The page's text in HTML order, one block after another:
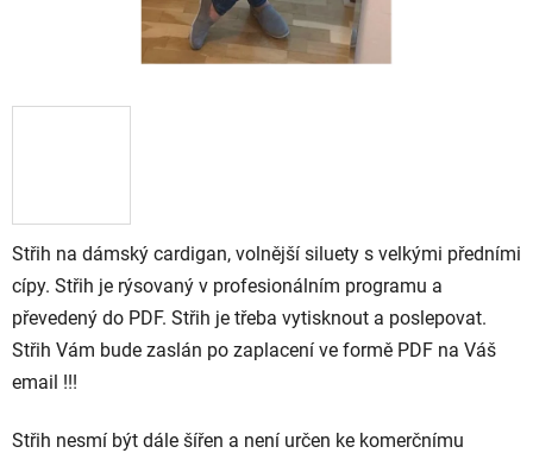
Střih na dámský cardigan, volnější siluety s velkými předními
cípy. Střih je rýsovaný v profesionálním programu a
převedený do PDF. Střih je třeba vytisknout a poslepovat.
Střih Vám bude zaslán po zaplacení ve formě PDF na Váš
email !!!
Střih nesmí být dále šířen a není určen ke komerčnímu